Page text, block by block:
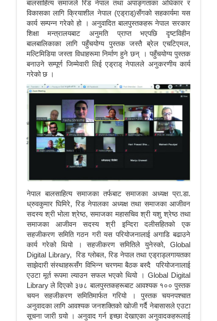
बालसाहित्य समाजले रिड नेपाल तथा अपाङ्गताका अधिकार र
विकासका लागि क्रियाशील नेपाल (एड्राड्)सँगको सहकार्यमा यस
कार्य सम्पन्न गरेको हो । अनुवादित बालपुस्तकहरू नेपाल सरकार
शिक्षा मन्त्रालयबाट अनुमति प्राप्त भएपछि दृष्टविहीन
बालबालिकाका लागि पहुँचयोग्य पुस्तक जस्तै ब्रेल एचटिएमल,
मल्टिमिडिया जस्ता विधाहरूमा निर्माण हुने छन् । पहुँचयोग्य पुस्तक
बनाउने सम्पूर्ण जिम्मेवारी लिई एड्राड् नेपालले अनुकरणीय कार्य
गरेको छ ।
नेपाल बालसाहित्य समाजका तर्फबाट समाजका अध्यक्ष प्रा.डा.
ध्रुवकुमार घिमिरे, रिड नेपालका अध्यक्ष तथा समाजका आजीवन
सदस्य श्री भोला श्रेष्ठ, समाजका महासचिव श्री यशु श्रेष्ठ तथा
समाजका आजीवन सदस्य श्री इन्दिरा दलीसहितको एक
सहजीकरण समिति गठन गरी यस परियोजनालाई अगाडि बढाउने
कार्य गरेको थियो । सहजीकरण समितिले युनेस्को, Global
Digital Library, रिड ग्लोबल, रिड नेपाल तथा एड्राड्लगायतका
साझेदारी संस्थाहरूसँग विभिन्न चरणमा बैठक बस्दै परियोजनालाई
एउटा मूर्त रूपमा ल्याउन सफल भएको थियो । Global Digital
Library ले दिएको ३७८ बालपुस्तकहरूबाट आवश्यक १०० पुस्तक
चयन सहजीकरण समितिमार्फत गरियो । पुस्तक चयनपश्चात
अनुवादका लागि आवश्यक जनशक्तिको खोजी गर्दै नेबासासले एउटा
सूचना जारी गर्‍यो । अनुवाद गर्न इच्छा देखाएका अनुवादकहरूलाई